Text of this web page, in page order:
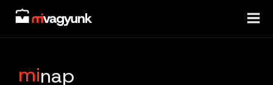
Skip
content
minap